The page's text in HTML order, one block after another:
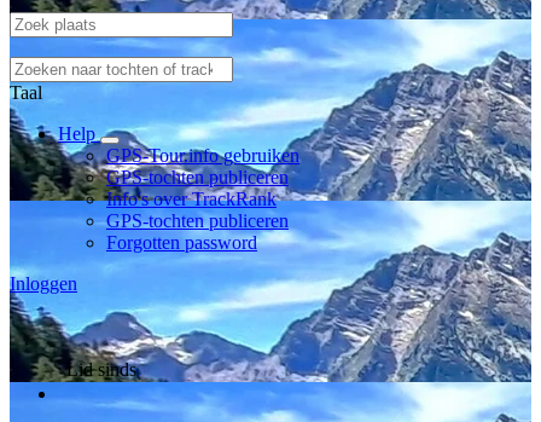
Taal
Help
GPS-Tour.info gebruiken
GPS-tochten publiceren
Info's over TrackRank
GPS-tochten publiceren
Forgotten password
Inloggen
Lid sinds